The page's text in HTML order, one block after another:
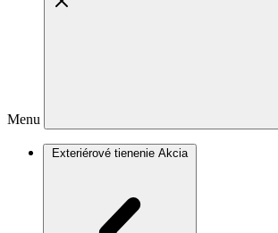
Menu
Exteriérové tienenie Akcia